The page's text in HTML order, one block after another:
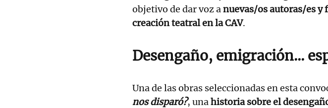
objetivo de dar voz anuevas/os autoras/es y
creación teatral en la CAV.
Desengaño, emigración...
Una de las obras seleccionadas en esta
nos disparó?, unahistoria sobre el